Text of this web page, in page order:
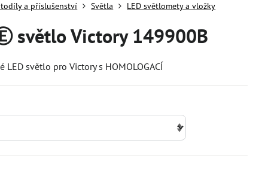
a příslušenství Světla LED světlomety a vložky
světlo Victory 149900B
LED světlo pro Victory s HOMOLOGACÍ